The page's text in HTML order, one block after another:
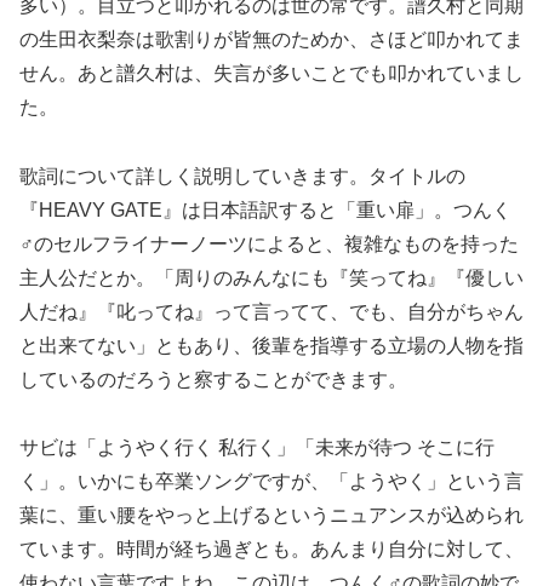
多い）。目立つと叩かれるのは世の常です。譜久村と同期
の生田衣梨奈は歌割りが皆無のためか、さほど叩かれてま
せん。あと譜久村は、失言が多いことでも叩かれていまし
た。
歌詞について詳しく説明していきます。タイトルの
『HEAVY GATE』は日本語訳すると「重い扉」。つんく
♂のセルフライナーノーツによると、複雑なものを持った
主人公だとか。「周りのみんなにも『笑ってね』『優しい
人だね』『叱ってね』って言ってて、でも、自分がちゃん
と出来てない」ともあり、後輩を指導する立場の人物を指
しているのだろうと察することができます。
サビは「ようやく行く 私行く」「未来が待つ そこに行
く」。いかにも卒業ソングですが、「ようやく」という言
葉に、重い腰をやっと上げるというニュアンスが込められ
ています。時間が経ち過ぎとも。あんまり自分に対して、